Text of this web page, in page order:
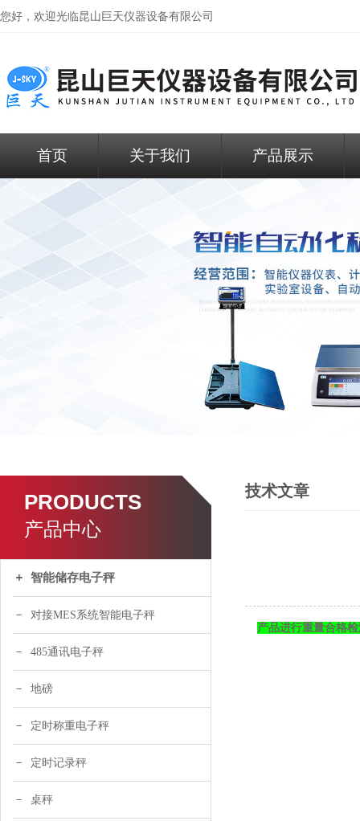
您好，欢迎光临昆山巨天仪器设备有限公司
首页 关于我们 产品展示
PRODUCTS
产品中心
智能储存电子秤
对接MES系统智能电子秤
485通讯电子秤
地磅
定时称重电子秤
定时记录秤
桌秤
技术文章
产品进行重量合格